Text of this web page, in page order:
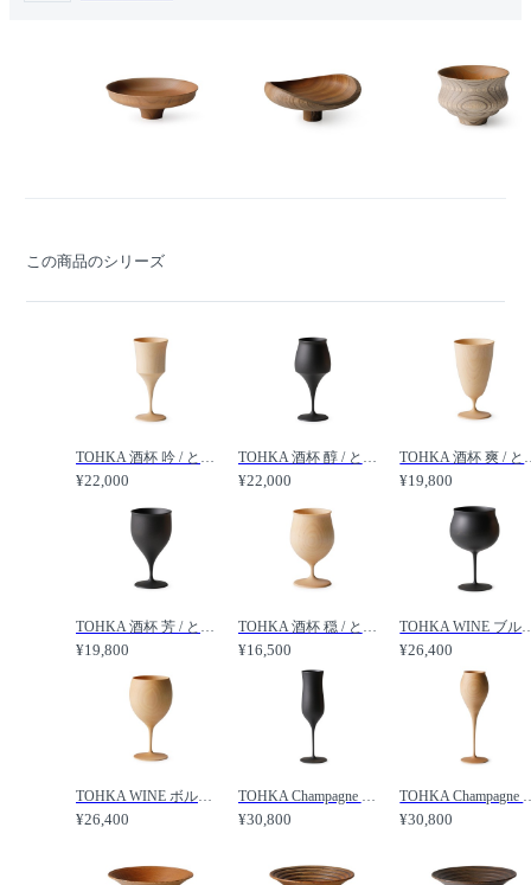
この商品のシリーズ
¥22,000 ¥22,000 ¥19,800
¥19,800 ¥16,500 ¥26,400
¥26,400 ¥30,800 ¥30,800